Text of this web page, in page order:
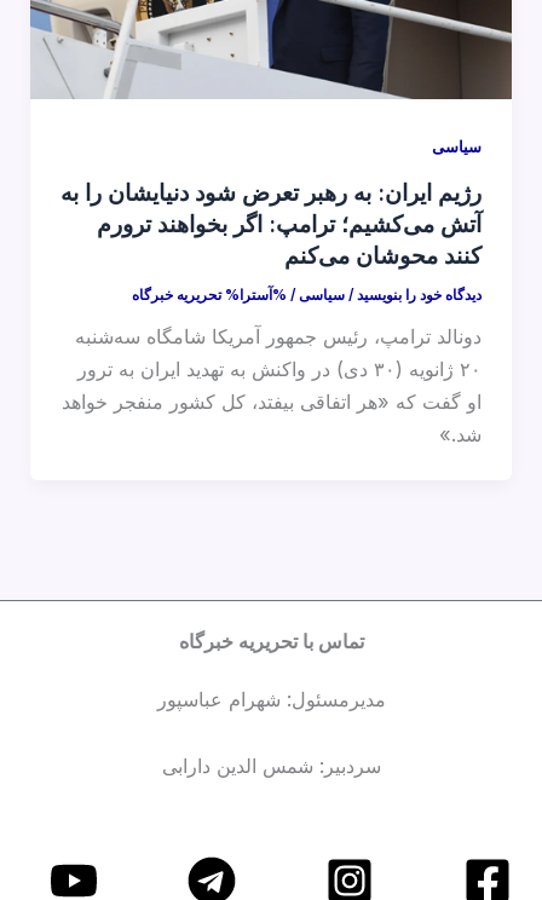
سیاسی
رژیم ایران: به رهبر تعرض شود دنیایشان را به
آتش می‌کشیم؛ ترامپ: اگر بخواهند ترورم
کنند محوشان می‌کنم
دیدگاه‌ خود را بنویسید / سیاسی/ %آسترا% تحریریه خبرگاه
دونالد ترامپ، رئیس جمهور آمریکا شامگاه سه‌شنبه
۲۰ ژانویه (۳۰ دی) در واکنش به تهدید ایران به ترور
او گفت که «هر اتفاقی بیفتد، کل کشور منفجر خواهد
شد.»
تماس با تحریریه خبرگاه
مدیرمسئول: شهرام عباسپور
سردبیر: شمس الدین دارابی